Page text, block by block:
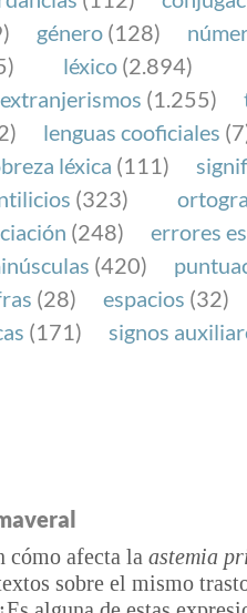
cuyo objetivo es
en los medios de
género (128)
léxico (2.894)
extranjerismos (1.255)
lenguas cooficiales
léxica (111)
(323)
(248)
errores
(420)
(28) espacios (32)
(171)
signos
cómo afecta la astemia
sobre el mismo